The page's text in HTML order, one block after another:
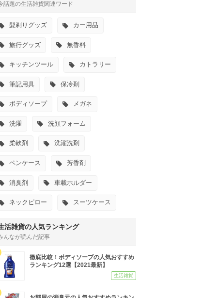
話題の生活雑貨関連ワード
髭剃りグッズ カー用品
旅行グッズ 無香料
キッチンツール カトラリー
筆記用具 保冷剤
ボディソープ メガネ
洗濯 洗顔フォーム
柔軟剤 洗濯洗剤
ペンケース 芳香剤
消臭剤 車載ホルダー
ネックピロー スーツケース
活雑貨の人気ランキング
んなが読んだ記事
徹底比較！ボディソープの人気おすすめ
ランキング12選【2021最新】
生活雑貨